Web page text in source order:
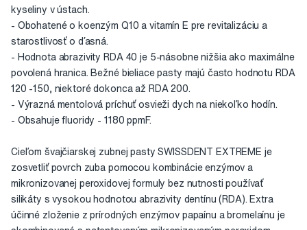
kyseliny v ústach.
- Obohatené o koenzým Q10 a vitamín E pre revitalizáciu a
starostlivosť o ďasná.
- Hodnota abrazivity RDA 40 je 5-násobne nižšia ako maximálne
povolená hranica. Bežné bieliace pasty majú často hodnotu RDA
120 -150, niektoré dokonca až RDA 200.
- Výrazná mentolová príchuť osvieži dych na niekoľko hodín.
- Obsahuje fluoridy - 1180 ppmF.
Cieľom švajčiarskej zubnej pasty SWISSDENT EXTREME je
zosvetliť povrch zuba pomocou kombinácie enzýmov a
mikronizovanej peroxidovej formuly bez nutnosti používať
silikáty s vysokou hodnotou abrazivity dentínu (RDA). Extra
účinné zloženie z prírodných enzýmov papaínu a bromelaínu je